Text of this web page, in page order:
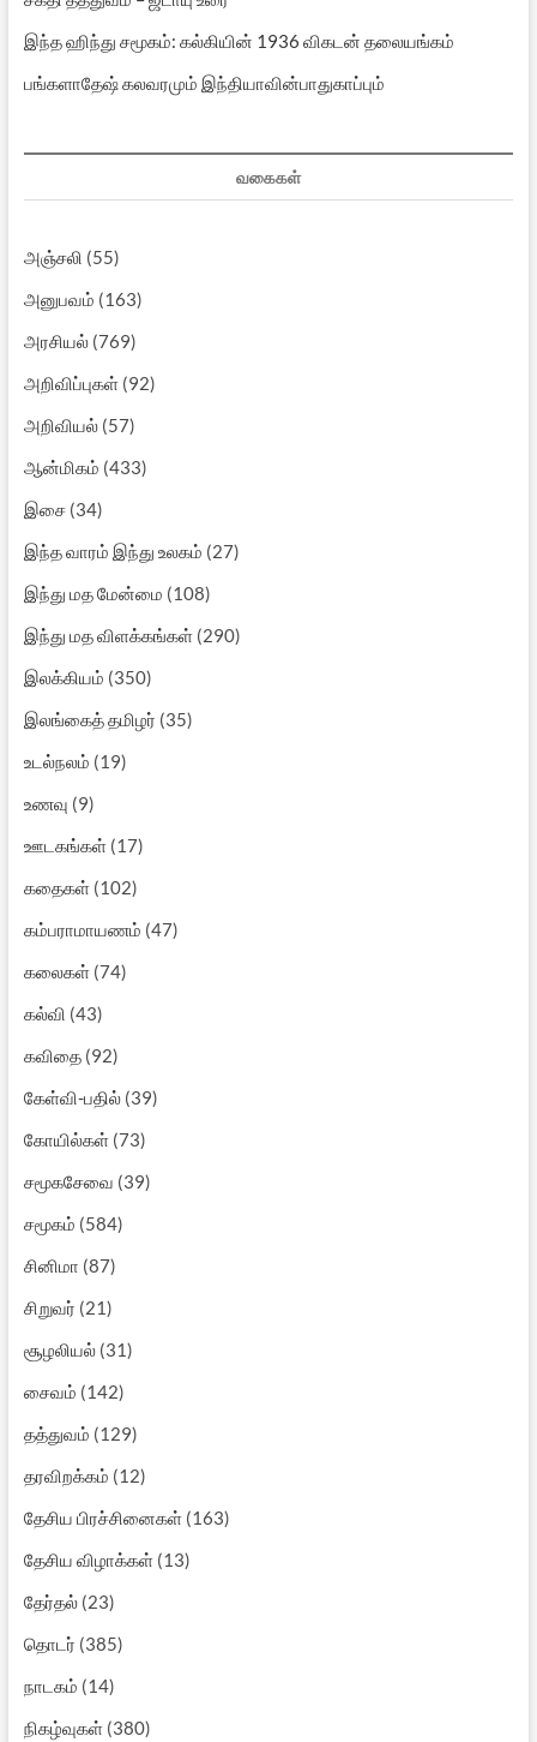
இந்த ஹிந்து சமூகம்: கல்கியின் 1936 விகடன் தலையங்கம்
பங்களாதேஷ் கலவரமும் இந்தியாவின்பாதுகாப்பும்
வகைகள்
அஞ்சலி (55)
அனுபவம் (163)
அரசியல்(769)
அறிவிப்புகள்(92)
அறிவியல்(57)
ஆன்மிகம் (433)
இசை(34)
இந்த வாரம் இந்து உலகம் (27)
இந்து மத மேன்மை (108)
இந்து மத விளக்கங்கள்(290)
இலக்கியம் (350)
இலங்கைத் தமிழர் (35)
உடல்நலம் (19)
உணவு (9)
ஊடகங்கள்(17)
கதைகள்(102)
கம்பராமாயணம் (47)
கலைகள்(74)
கல்வி (43)
கவிதை(92)
கேள்வி-பதில்(39)
கோயில்கள்(73)
சமூகசேவை (39)
சமூகம் (584)
சினிமா (87)
சிறுவர் (21)
சூழலியல்(31)
சைவம் (142)
தத்துவம் (129)
தரவிறக்கம் (12)
தேசிய பிரச்சினைகள்(163)
தேசிய விழாக்கள்(13)
தேர்தல்(23)
தொடர் (385)
நாடகம் (14)
நிகழ்வுகள்(380)